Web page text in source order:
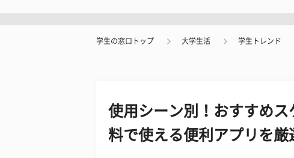
学生の窓口トップ 大学生活 学生トレンド
使用シーン別！おすすめ
料で使える便利アプリを厳